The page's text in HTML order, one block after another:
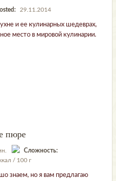
29.11.2014
и ее кулинарных шедеврах,
место в мировой кулинарии.
пюре
Сложность:
/ 100 г
знаем, но я вам предлагаю